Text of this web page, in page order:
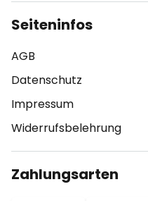
Seiteninfos
AGB
Datenschutz
Impressum
Widerrufsbelehrung
Zahlungsarten